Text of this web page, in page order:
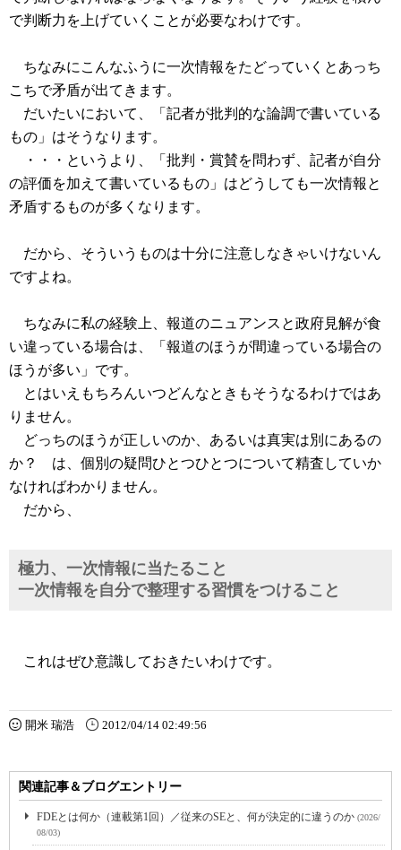
で判断力を上げていくことが必要なわけです。
ちなみにこんなふうに一次情報をたどっていくとあっち
こちで矛盾が出てきます。
だいたいにおいて、「記者が批判的な論調で書いている
もの」はそうなります。
・・・というより、「批判・賞賛を問わず、記者が自分
の評価を加えて書いているもの」はどうしても一次情報と
矛盾するものが多くなります。
だから、そういうものは十分に注意しなきゃいけないん
ですよね。
ちなみに私の経験上、報道のニュアンスと政府見解が食
い違っている場合は、「報道のほうが間違っている場合の
ほうが多い」です。
とはいえもちろんいつどんなときもそうなるわけではあ
りません。
どっちのほうが正しいのか、あるいは真実は別にあるの
か？ は、個別の疑問ひとつひとつについて精査していか
なければわかりません。
だから、
極力、一次情報に当たること
一次情報を自分で整理する習慣をつけること
これはぜひ意識しておきたいわけです。
開米 瑞浩 2012/04/14 02:49:56
関連記事＆ブログエントリー
FDEとは何か（連載第1回）／従来のSEと、何が決定的に違うのか (2026/
08/03)